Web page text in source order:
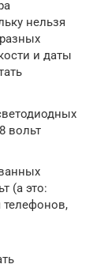
нельзя
и даты
вольт
(а это:
телефонов,